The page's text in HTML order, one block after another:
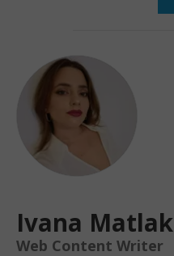
Ivana Matlak
Web Content Writer